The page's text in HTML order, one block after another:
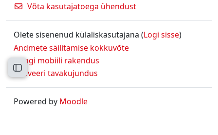
Ava kursuse sisukord
Võta kasutajatoega ühendust
Olete sisenenud külaliskasutajana (Logi sisse)
Andmete säilitamise kokkuvõte
Hangi mobiili rakendus
Aktiveeri tavakujundus
Powered by Moodle